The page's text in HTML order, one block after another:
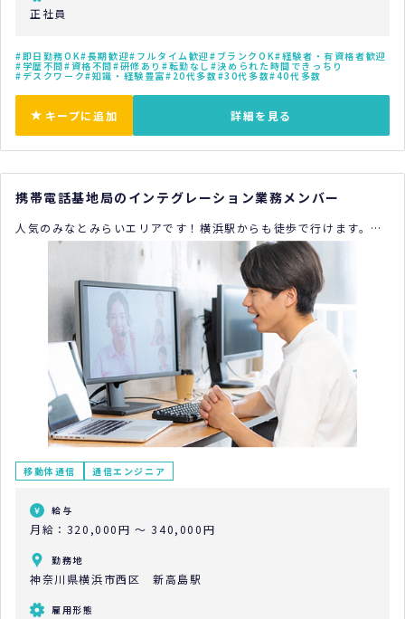
正社員
即日勤務OK 長期歓迎 フルタイム歓迎 ブランクOK 経験者・有資格者歓迎
学歴不問 資格不問 研修あり 転勤なし 決められた時間できっちり
デスクワーク 知識・経験豊富 20代多数 30代多数 40代多数
キープに追加 詳細を見る
携帯電話基地局のインテグレーション業務メンバー
人気のみなとみらいエリアです！横浜駅からも徒歩で行けます。新
しいオフィスでやりがいのある仕事をしませんか？
移動体通信 通信エンジニア
給与
月給：320,000円 ～ 340,000円
勤務地
神奈川県横浜市西区 新高島駅
雇用形態